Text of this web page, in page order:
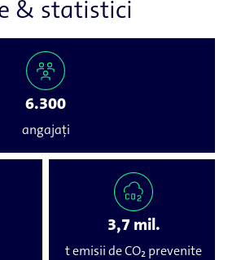
& statistici
6.300
angajați
3,7 mil.
t emisii de CO₂ prevenite